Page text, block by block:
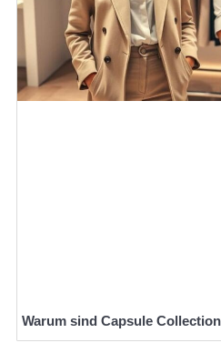
Warum sind Capsule